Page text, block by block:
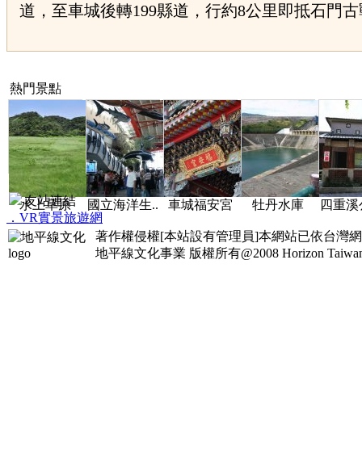
道，至車城後轉199縣道，行約8公里即抵石門
熱門景點
水上草原 國立海洋生.. 車城福安宮 牡丹水庫 四重
友站連結
．VR實景旅遊網
著作權侵權[本站設有管理員]本網站已依台灣
地平線文化事業 版權所有@2008 Horizon